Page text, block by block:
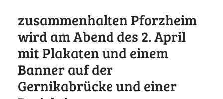
zusammenhalten Pforzheim
wird am Abend des 2. April
mit Plakaten und einem
Banner auf der
Gernikabrücke und einer